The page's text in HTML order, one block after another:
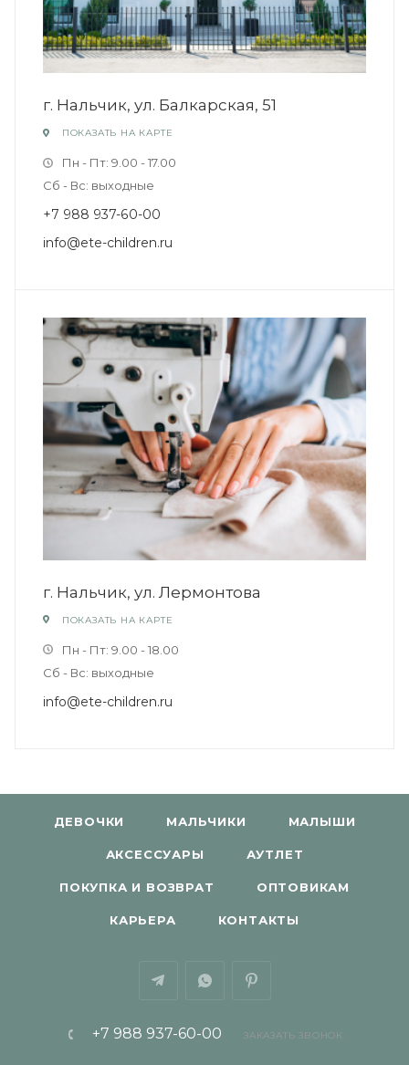
г. Нальчик, ул. Балкарская, 51
ПОКАЗАТЬ НА КАРТЕ
Пн - Пт: 9.00 - 17.00
Сб - Вс: выходные
+7 988 937-60-00
info@ete-children.ru
г. Нальчик, ул. Лермонтова
ПОКАЗАТЬ НА КАРТЕ
Пн - Пт: 9.00 - 18.00
Сб - Вс: выходные
info@ete-children.ru
ДЕВОЧКИ МАЛЬЧИКИ МАЛЫШИ
АКСЕССУАРЫ АУТЛЕТ
ПОКУПКА И ВОЗВРАТ ОПТОВИКАМ
КАРЬЕРА КОНТАКТЫ
+7 988 937-60-00 ЗАКАЗАТЬ ЗВОНОК